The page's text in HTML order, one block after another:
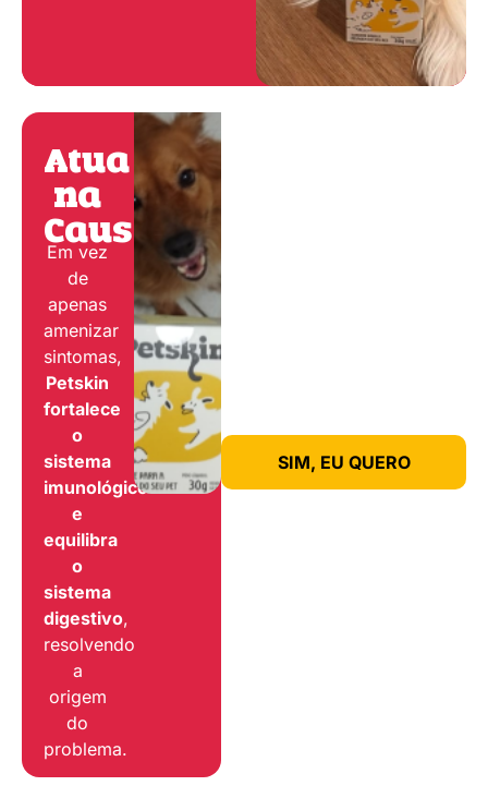
Atua
na
Causa:
Em vez
de
apenas
amenizar
sintomas,
Petskin
fortalece
o
sistema
imunológico
e
equilibra
o
sistema
digestivo,
resolvendo
a
origem
do
problema.
SIM, EU QUERO